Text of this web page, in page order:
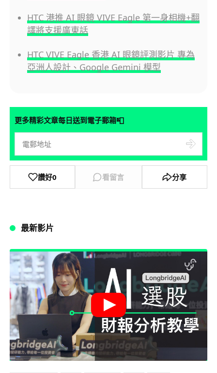
HTC 港推 AI 眼鏡 VIVE Eagle 第一身相機+翻
譯將支援廣東話
HTC VIVE Eagle 香港 AI 眼鏡評測影片 專為
亞洲人設計、Google Gemini 模型
更多精彩文章每日送到電子郵箱📮
讚好0 看留言 分享
最新影片